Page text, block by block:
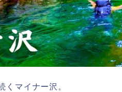
くマイナー沢。